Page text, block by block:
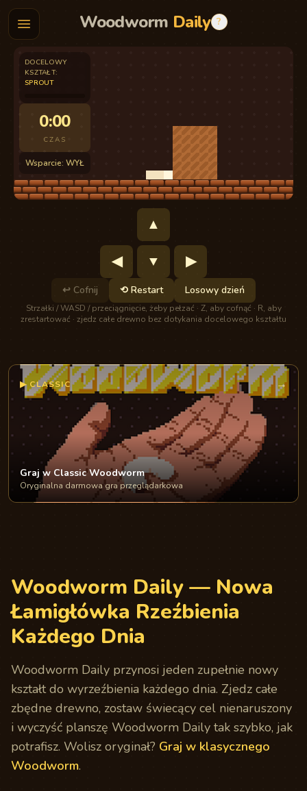
Woodworm Daily ?
DOCELOWY
KSZTAŁT:
SPROUT
0:00
CZAS
Wsparcie: WYŁ
▲
◀
▼ ▶
↩ Cofnij ⟲ Restart Losowy dzień
Strzałki / WASD / przeciągnięcie, żeby pełzać · Z, aby cofnąć · R, aby
zrestartować · zjedz całe drewno bez dotykania docelowego kształtu
▶ CLASSIC →
Graj w Classic Woodworm
Oryginalna darmowa gra przeglądarkowa
Woodworm Daily — Nowa
Łamigłówka Rzeźbienia
Każdego Dnia
Woodworm Daily przynosi jeden zupełnie nowy
kształt do wyrzeźbienia każdego dnia. Zjedz całe
zbędne drewno, zostaw świecący cel nienaruszony
i wyczyść planszę Woodworm Daily tak szybko, jak
potrafisz. Wolisz oryginał? Graj w klasycznego
Woodworm.